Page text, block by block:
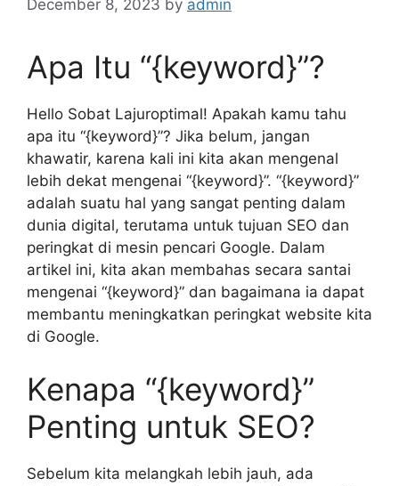
December 8, 2023 by admin
Apa Itu “{keyword}”?
Hello Sobat Lajuroptimal! Apakah kamu tahu
apa itu “{keyword}”? Jika belum, jangan
khawatir, karena kali ini kita akan mengenal
lebih dekat mengenai “{keyword}”. “{keyword}”
adalah suatu hal yang sangat penting dalam
dunia digital, terutama untuk tujuan SEO dan
peringkat di mesin pencari Google. Dalam
artikel ini, kita akan membahas secara santai
mengenai “{keyword}” dan bagaimana ia dapat
membantu meningkatkan peringkat website kita
di Google.
Kenapa “{keyword}”
Penting untuk SEO?
Sebelum kita melangkah lebih jauh, ada